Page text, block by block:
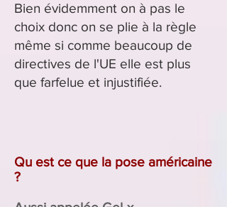
Bien évidemment on à pas le
choix donc on se plie à la règle
même si comme beaucoup de
directives de l'UE elle est plus
que farfelue et injustifiée.
Qu est ce que la pose américaine
?